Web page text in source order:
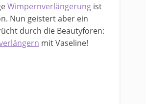
Wimpernverlängerung ist
Nun geistert aber ein
durch die Beautyforen:
mit Vaseline!